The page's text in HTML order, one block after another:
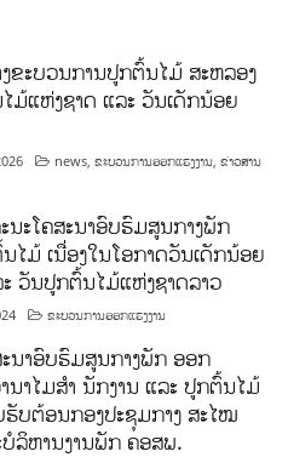
ຂະບວນການປູກຕົ້ນໄມ້ ສະຫລອງ
ມ້ແຫ່ງຊາດ ແລະ ວັນເດັກນ້ອຍ
news ,ຂະບວນການອອກແຮງງານ ,ຂ່າວສານ
ນະໂຄສະນາອົບຮົມສູນກາງພັກ
ໄມ້ ເນື່ອງໃນໂອກາດວັນເດັກນ້ອຍ
ວັນປູກຕົ້ນໄມ້ແຫ່ງຊາດລາວ
ຂະບວນການອອກແຮງງານ
ະນາອົບຮົມສູນກາງພັກ ອອກ
ນາໄມສໍາ ນັກງານ ແລະ ປູກຕົ້ນໄມ້
ຮັບຕ້ອນກອງປະຊຸມກາງ ສະໄໝ
ບໍລິຫານງານພັກ ຄອສພ.